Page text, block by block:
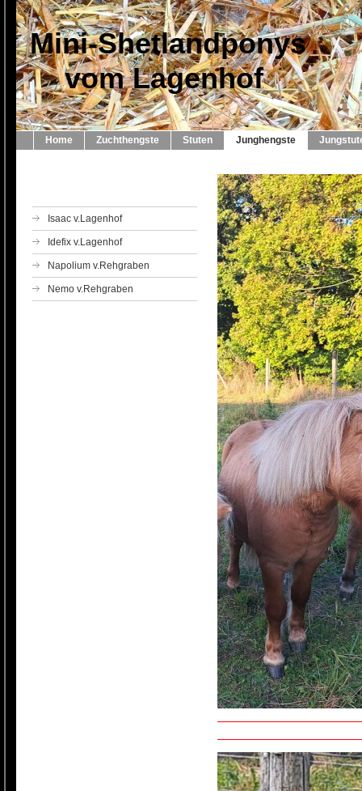
Mini-Shetlandponys
vom Lagenhof
Home Zuchthengste Stuten Junghengste
Isaac v.Lagenhof
Idefix v.Lagenhof
Napolium v.Rehgraben
Nemo v.Rehgraben